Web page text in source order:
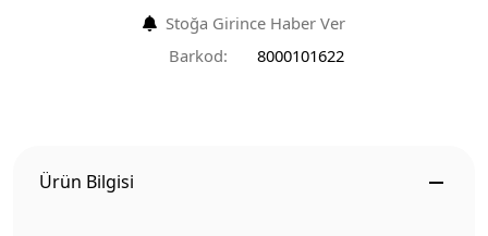
Stoğa Girince Haber Ver
Barkod:
8000101622
Ürün Bilgisi